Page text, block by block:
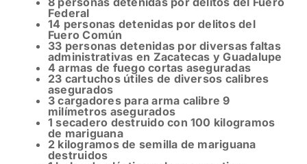
Federal
14 personas detenidas por delitos del
Fuero Común
33 personas detenidas por diversas faltas
administrativas en Zacatecas y Guadalupe
4 armas de fuego cortas aseguradas
23 cartuchos útiles de diversos calibres
asegurados
3 cargadores para arma calibre 9
milímetros asegurados
1 secadero destruido con 100 kilogramos
de mariguana
2 kilogramos de semilla de mariguana
destruidos